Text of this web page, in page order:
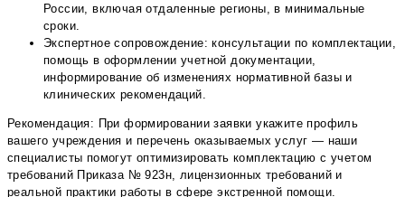
России, включая отдаленные регионы, в минимальные
сроки.
Экспертное сопровождение: консультации по комплектации,
помощь в оформлении учетной документации,
информирование об изменениях нормативной базы и
клинических рекомендаций.
Рекомендация: При формировании заявки укажите профиль
вашего учреждения и перечень оказываемых услуг — наши
специалисты помогут оптимизировать комплектацию с учетом
требований Приказа № 923н, лицензионных требований и
реальной практики работы в сфере экстренной помощи.